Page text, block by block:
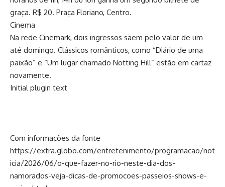
graça. R$ 20. Praça Floriano, Centro.
Cinema
Na rede Cinemark, dois ingressos saem pelo valor de um
até domingo. Clássicos românticos, como “Diário de uma
paixão” e “Um lugar chamado Notting Hill” estão em cartaz
novamente.
Initial plugin text
Com informações da fonte
https://extra.globo.com/entretenimento/programacao/not
icia/2026/06/o-que-fazer-no-rio-neste-dia-dos-
namorados-veja-dicas-de-promocoes-passeios-shows-e-